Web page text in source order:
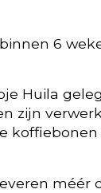
6
Huila
zijn